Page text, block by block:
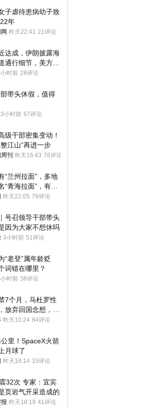
子虐待患病幼子致
年
昨天22:41 21评论
达成，伊朗披露海
通行细节，美方再
”
时前 28评论
带头休假，值得
小时前 67评论
级干部密集变动！
江山”再进一步
刊 昨天16:43 78评论
“兰州拉面”，多地
“青海拉面”，有商
两年
昨天22:05 79评论
号召领导干部带头
因为大家不想休吗
3小时前 51评论
“老登”属年龄贬
词错在哪里？
时前 38评论
7个月，马杜罗性
放弃回国念想，最
公开
昨天10:24 84评论
里！SpaceX火箭
月球了
昨天18:14 33评论
32次 专家：宜宾
页岩气开采造成的
昨天18:19 41评论